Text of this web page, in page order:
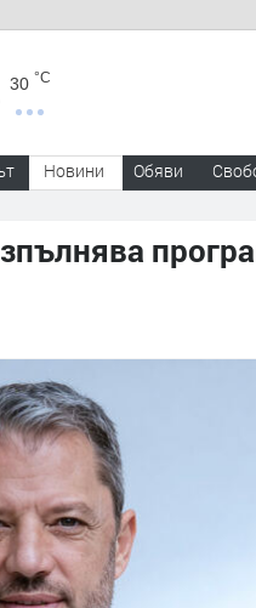
30 °C
Новини Обяви